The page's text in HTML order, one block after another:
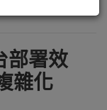
部署效
雜化